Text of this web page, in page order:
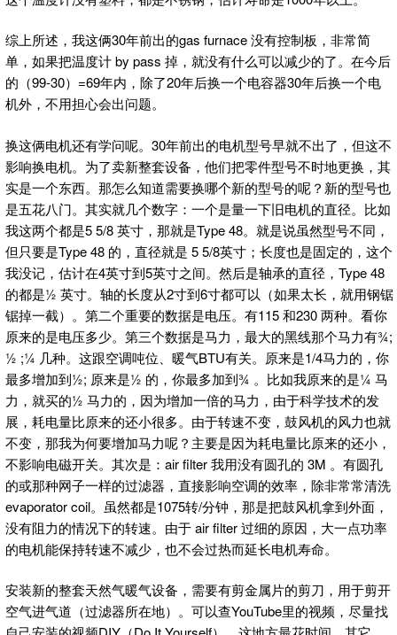
综上所述，我这俩30年前出的gas furnace 没有控制板，非常简
单，如果把温度计 by pass 掉，就没有什么可以减少的了。在今后
的（99-30）=69年内，除了20年后换一个电容器30年后换一个电
机外，不用担心会出问题。
换这俩电机还有学问呢。30年前出的电机型号早就不出了，但这不
影响换电机。为了卖新整套设备，他们把零件型号不时地更换，其
实是一个东西。那怎么知道需要换哪个新的型号的呢？新的型号也
是五花八门。其实就几个数字：一个是量一下旧电机的直径。比如
我这两个都是5 5/8 英寸，那就是Type 48。就是说虽然型号不同，
但只要是Type 48 的，直径就是 5 5/8英寸；长度也是固定的，这个
我没记，估计在4英寸到5英寸之间。然后是轴承的直径，Type 48
的都是½ 英寸。轴的长度从2寸到6寸都可以（如果太长，就用钢锯
锯掉一截）。第二个重要的数据是电压。有115 和230 两种。看你
原来的是电压多少。第三个数据是马力，最大的黑线那个马力有¾;
½ ;¼ 几种。这跟空调吨位、暖气BTU有关。原来是1/4马力的，你
最多增加到½; 原来是½ 的，你最多加到¾ 。比如我原来的是¼ 马
力，就买的½ 马力的，因为增加一倍的马力，由于科学技术的发
展，耗电量比原来的还小很多。由于转速不变，鼓风机的风力也就
不变，那我为何要增加马力呢？主要是因为耗电量比原来的还小，
不影响电磁开关。其次是：air filter 我用没有圆孔的 3M 。有圆孔
的或那种网子一样的过滤器，直接影响空调的效率，除非常常清洗
evaporator coil。虽然都是1075转/分钟，那是把鼓风机拿到外面，
没有阻力的情况下的转速。由于 air filter 过细的原因，大一点功率
的电机能保持转速不减少，也不会过热而延长电机寿命。
安装新的整套天然气暖气设备，需要有剪金属片的剪刀，用于剪开
空气进气道（过滤器所在地）。可以查YouTube里的视频，尽量找